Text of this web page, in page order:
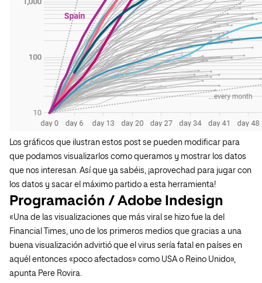
Los gráficos que ilustran estos post se pueden modificar para
que podamos visualizarlos como queramos y mostrar los datos
que nos interesan. Así que ya sabéis, ¡aprovechad para jugar con
los datos y sacar el máximo partido a esta herramienta!
Programación / Adobe Indesign
«Una de las visualizaciones que más viral se hizo fue la del
Financial Times, uno de los primeros medios que gracias a una
buena visualización advirtió que el virus sería fatal en países en
aquél entonces «poco afectados» como USA o Reino Unido»,
apunta Pere Rovira.